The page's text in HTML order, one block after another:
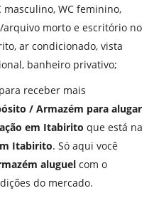
WC feminino,
morto e escritório no
ar condicionado, vista
banheiro privativo;
receber mais
/ Armazém para alugar
em Itabirito que está na
Itabirito. Só aqui você
aluguel com o
do mercado.